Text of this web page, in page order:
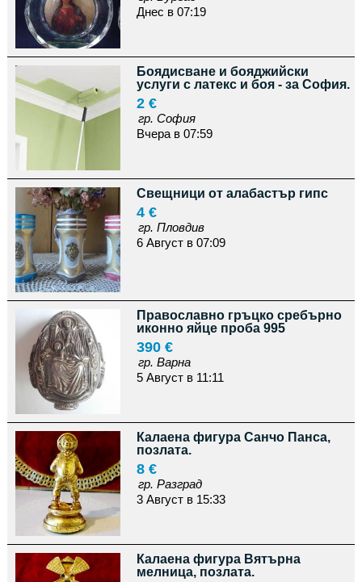
Днес в 07:19
Боядисване и бояджийски
услуги с латекс и боя - за София.
2 €
гр. София
Вчера в 07:59
Свещници от алабастър гипс
4 €
гр. Пловдив
6 Август в 07:09
Православно гръцко сребърно
иконно яйце проба 995
390 €
гр. Варна
5 Август в 11:11
Калаена фигура Санчо Панса,
позлата.
8 €
гр. Разград
3 Август в 15:33
Калаена фигура Вятърна
мелница, позлата.